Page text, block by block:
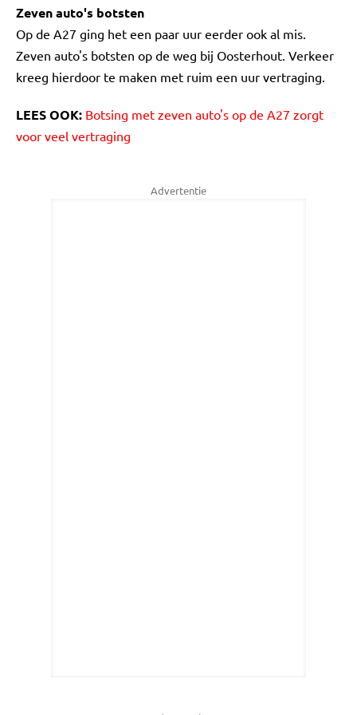
Zeven auto's botsten
Op de A27 ging het een paar uur eerder ook al mis.
Zeven auto's botsten op de weg bij Oosterhout. Verkeer
kreeg hierdoor te maken met ruim een uur vertraging.
LEES OOK: Botsing met zeven auto's op de A27 zorgt
voor veel vertraging
Advertentie